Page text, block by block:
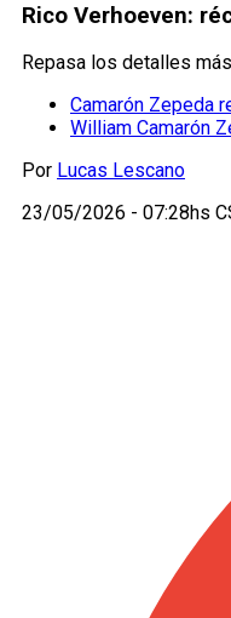
Rico Verhoeven:
Repasa los detalles
Camarón Zepeda
William Camarón
Por Lucas Lescano
23/05/2026 - 07:28hs